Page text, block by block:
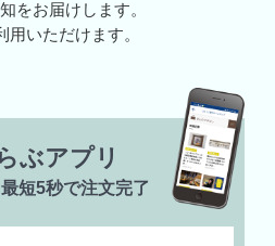
をお届けします。
いただけます。
ぶアプリ
短5秒で注文完了